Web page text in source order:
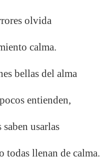
olvida
calma.
bellas del alma
entienden,
usarlas
todas llenan de calma.